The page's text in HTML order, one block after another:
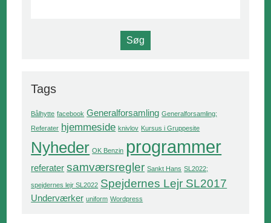
Tags
Bålhytte facebook Generalforsamling Generalforsamling;
Referater hjemmeside knivlov Kursus i Gruppesite
Nyheder OK Benzin programmer
referater samværsregler Sankt Hans SL2022;
spejdernes lejr SL2022 Spejdernes Lejr SL2017
Underværker uniform Wordpress